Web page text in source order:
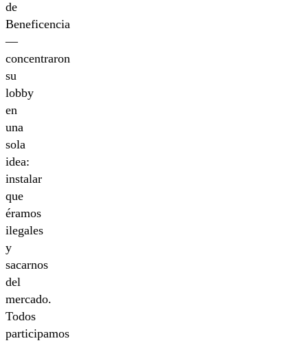
de
Beneficencia
—
concentraron
su
lobby
en
una
sola
idea:
instalar
que
éramos
ilegales
y
sacarnos
del
mercado.
Todos
participamos